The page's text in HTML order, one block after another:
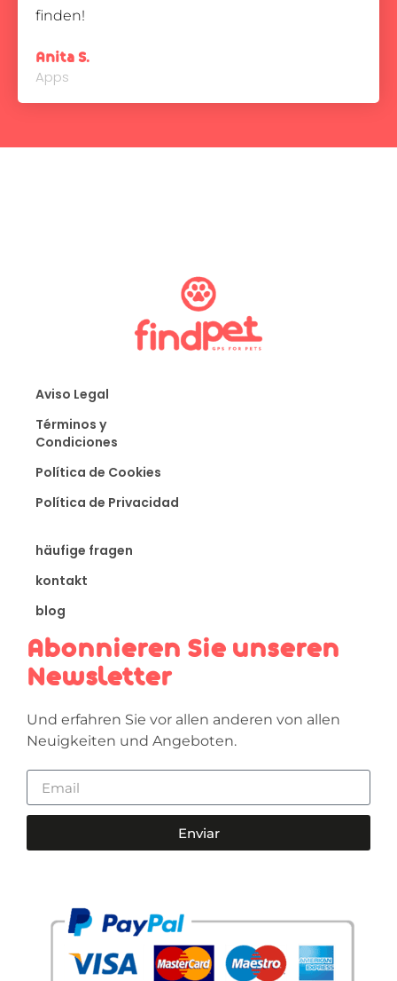
finden!
Anita S.
Apps
Aviso Legal
Términos y
Condiciones
Política de Cookies
Política de Privacidad
häufige fragen
kontakt
blog
Abonnieren Sie unseren
Newsletter
Und erfahren Sie vor allen anderen von allen
Neuigkeiten und Angeboten.
Enviar